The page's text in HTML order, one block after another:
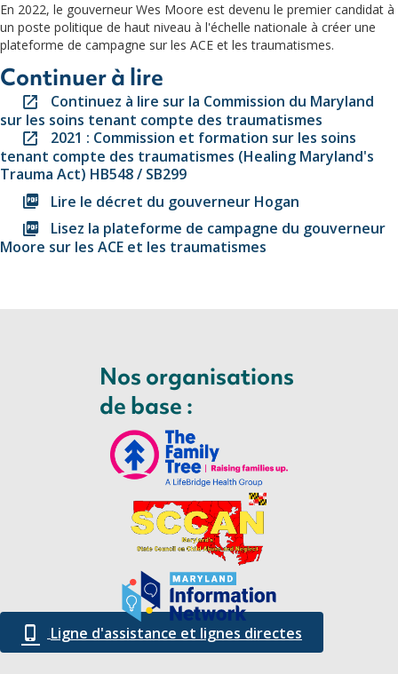
En 2022, le gouverneur Wes Moore est devenu le premier candidat à
un poste politique de haut niveau à l'échelle nationale à créer une
plateforme de campagne sur les ACE et les traumatismes.
Continuer à lire
Continuez à lire sur la Commission du Maryland
sur les soins tenant compte des traumatismes
2021 : Commission et formation sur les soins
tenant compte des traumatismes (Healing Maryland's
Trauma Act) HB548 / SB299
Lire le décret du gouverneur Hogan
Lisez la plateforme de campagne du gouverneur
Moore sur les ACE et les traumatismes
Nos organisations
de base :
Ligne d'assistance et lignes directes